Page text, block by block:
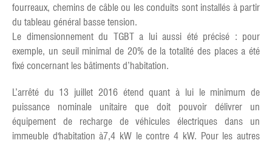
fourreaux, chemins de câble ou les conduits sont installés à partir
du tableau général basse tension.
Le dimensionnement du TGBT a lui aussi été précisé : pour
exemple, un seuil minimal de 20% de la totalité des places a été
fixé concernant les bâtiments d’habitation.
L’arrêté du 13 juillet 2016 étend quant à lui le minimum de
puissance nominale unitaire que doit pouvoir délivrer un
équipement de recharge de véhicules électriques dans un
immeuble d'habitation à7,4 kW le contre 4 kW. Pour les autres